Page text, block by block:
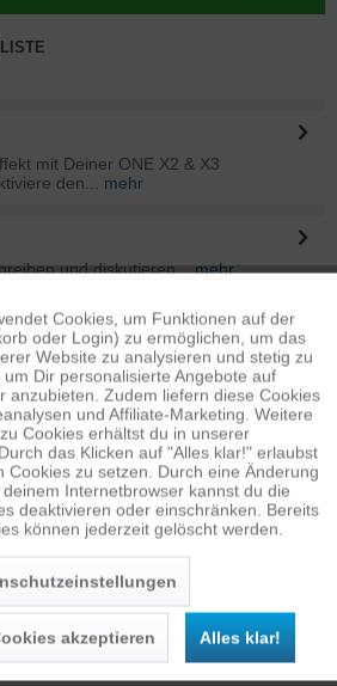
mit Deiner ONE X2 & X3
den...
mehr
und diskutieren...mehr
ähnlich ...mehr
Aktiv
Inaktiv
Inaktiv
Inaktiv
Cookies, um Funktionen auf der
oder Login) zu ermöglichen, um das
Website zu analysieren und stetig zu
Dir personalisierte Angebote auf
anzubieten. Zudem liefern diese Cookies
und Affiliate-Marketing. Weitere
Cookies erhältst du in unserer
das Klicken auf "Alles klar!" erlaubst
Cookies zu setzen. Durch eine Änderung
Internetbrowser kannst du die
deaktivieren oder einschränken. Bereits
können jederzeit gelöscht werden.
akzeptieren Alles klar!